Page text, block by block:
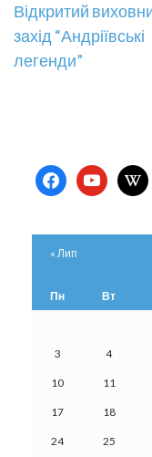
Навігація
записів
Відкритий
захід “Андріївські
легенди”
facebookyoutube
Пн Вт
3 4
10 11
17 18
24 25
« Лип